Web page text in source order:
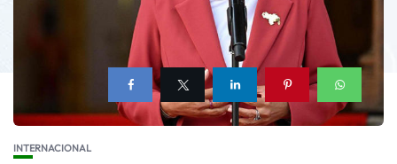
INTERNACIONAL